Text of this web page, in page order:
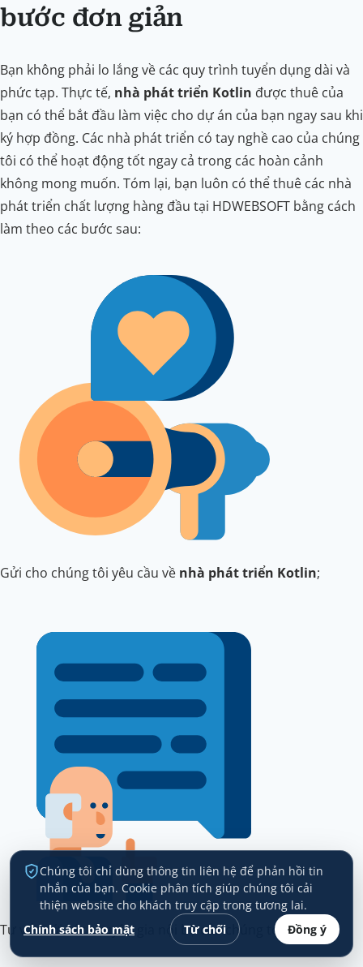
bước đơn giản
Bạn không phải lo lắng về các quy trình tuyển dụng dài và
phức tạp. Thực tế, nhà phát triển Kotlin được thuê của
bạn có thể bắt đầu làm việc cho dự án của bạn ngay sau khi
ký hợp đồng. Các nhà phát triển có tay nghề cao của chúng
tôi có thể hoạt động tốt ngay cả trong các hoàn cảnh
không mong muốn. Tóm lại, bạn luôn có thể thuê các nhà
phát triển chất lượng hàng đầu tại HDWEBSOFT bằng cách
làm theo các bước sau:
Gửi cho chúng tôi yêu cầu về nhà phát triển Kotlin;
Tư vấn với các chuyên gia nội bộ của chúng tôi;
Chúng tôi chỉ dùng thông tin liên hệ để phản hồi tin
nhắn của bạn. Cookie phân tích giúp chúng tôi cải
thiện website cho khách truy cập trong tương lai.
Chính sách bảo mật
Từ chối Đồng ý